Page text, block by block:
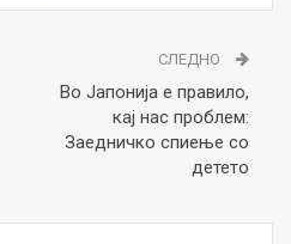
СЛЕДНО
Во Јапонија е правило,
кај нас проблем:
Заедничко спиење со
детето